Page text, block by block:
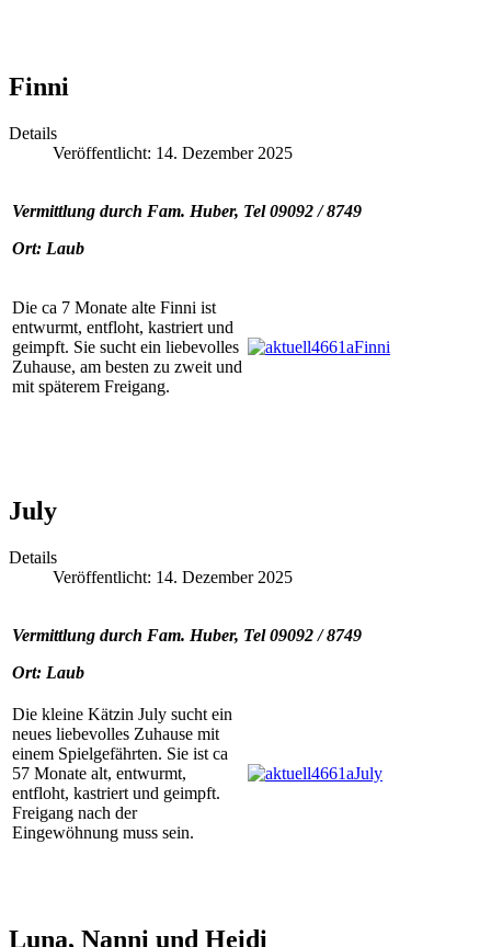
Finni
Details
Veröffentlicht: 14. Dezember 2025
Vermittlung durch Fam. Huber, Tel 09092 / 8749
Ort: Laub
Die ca 7 Monate alte Finni ist
entwurmt, entfloht, kastriert und
geimpft. Sie sucht ein liebevolles
Zuhause, am besten zu zweit und
mit späterem Freigang.
July
Details
Veröffentlicht: 14. Dezember 2025
Vermittlung durch Fam. Huber, Tel 09092 / 8749
Ort: Laub
Die kleine Kätzin July sucht ein
neues liebevolles Zuhause mit
einem Spielgefährten. Sie ist ca
57 Monate alt, entwurmt,
entfloht, kastriert und geimpft.
Freigang nach der
Eingewöhnung muss sein.
Luna, Nanni und Heidi